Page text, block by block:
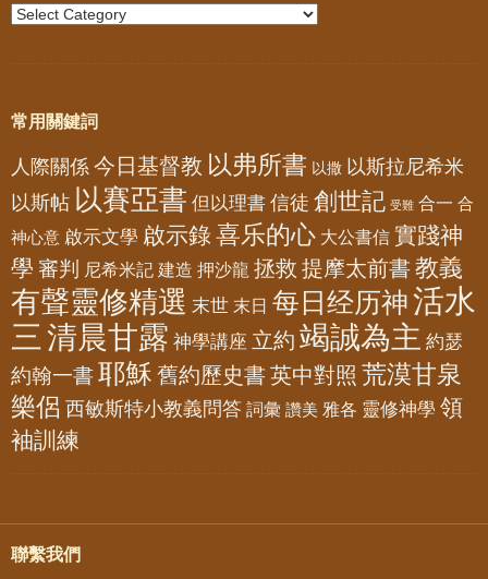
常用關鍵詞
人際關係 今日基督教 以弗所書 以撒 以斯拉尼希米
以斯帖 以賽亞書 但以理書 信徒 創世記 受難 合一 合
神心意 啟示文學 啟示錄喜乐的心 大公書信 實踐神
學 審判 尼希米記 建造 押沙龍 拯救 提摩太前書 教義
有聲靈修精選 末世 末日 每日经历神活水
三 清晨甘露 神學講座 立約 竭誠為主 約瑟
約翰一書耶穌 舊約歷史書 英中對照 荒漠甘泉
樂侶 西敏斯特小教義問答 詞彙 讚美 雅各 靈修神學 領
袖訓練
聯繫我們